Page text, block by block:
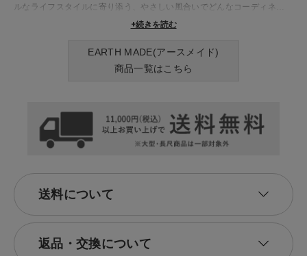
ルなライフスタイルに寄り添う、やさしい風合いでどんなコーディネート
にもなじむリュックやショルダーバッグ、トートバッグなど、毎日持ちた
リュックは収納力がありながら軽く、使い勝手も抜群。内ポケットや開け
口の工夫など、日々の暮らしに嬉しい細かな気配りも詰まっています。ど
+続きを読む
EARTH MADE(アースメイド)
商品一覧はこちら
送料について
返品・交換について